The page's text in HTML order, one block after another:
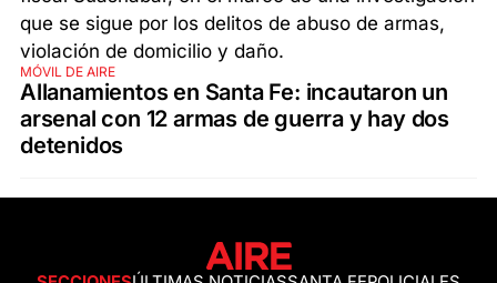
MÓVIL DE AIRE
Allanamientos en Santa Fe: incautaron un
arsenal con 12 armas de guerra y hay dos
detenidos